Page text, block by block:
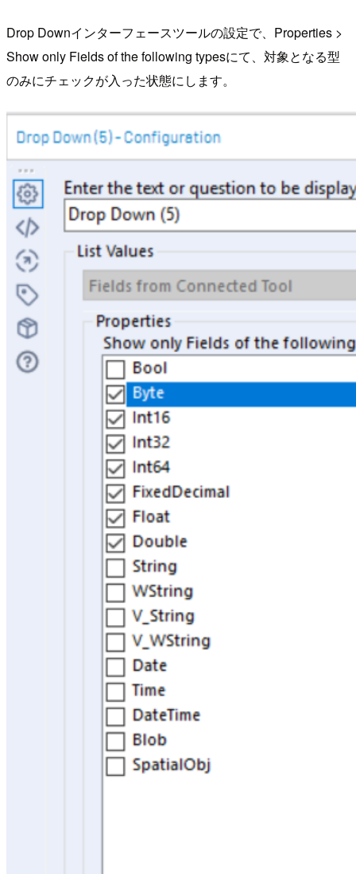
Drop Downインターフェースツールの設定で、Properties >
Show only Fields of the following typesにて、対象となる型
のみにチェックが入った状態にします。